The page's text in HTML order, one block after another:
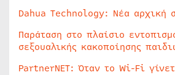
Dahua Technology: Νέα αρχική
Παράταση στο πλαίσιο
σεξουαλικής κακοποίησης
PartnerNET: Όταν το Wi-Fi